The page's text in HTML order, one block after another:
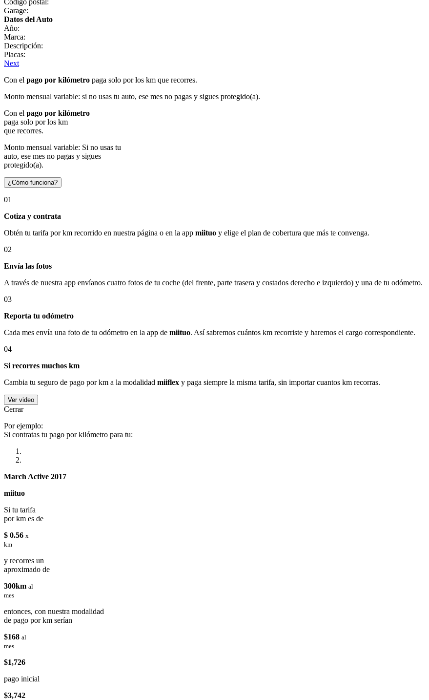
Garage:
Datos del Auto
Año:
Marca:
Descripción:
Placas:
Next
Con el pago por kilómetro paga solo por los km que recorres.
Monto mensual variable: si no usas tu auto, ese mes no pagas y sigues protegido(a).
Con el pago por kilómetro
paga solo por los km
que recorres.
Monto mensual variable: Si no usas tu
auto, ese mes no pagas y sigues
protegido(a).
¿Cómo funciona?
01
Cotiza y contrata
Obtén tu tarifa por km recorrido en nuestra página o en la app miituo y elige el plan de cobertura que más te convenga.
02
Envía las fotos
A través de nuestra app envíanos cuatro fotos de tu coche (del frente, parte trasera y costados derecho e izquierdo) y una de tu odómetro.
03
Reporta tu odómetro
Cada mes envía una foto de tu odómetro en la app de miituo. Así sabremos cuántos km recorriste y haremos el cargo correspondiente.
04
Si recorres muchos km
Cambia tu seguro de pago por km a la modalidad miiflex y paga siempre la misma tarifa, sin importar cuantos km recorras.
Ver video
Cerrar
Por ejemplo:
Si contratas tu pago por kilómetro para tu:
March Active 2017
miituo
Si tu tarifa
por km es de
$ 0.56 x
km
y recorres un
aproximado de
300km al
mes
entonces, con nuestra modalidad
de pago por km serían
$168 al
mes
$1,726
pago inicial
$3,742